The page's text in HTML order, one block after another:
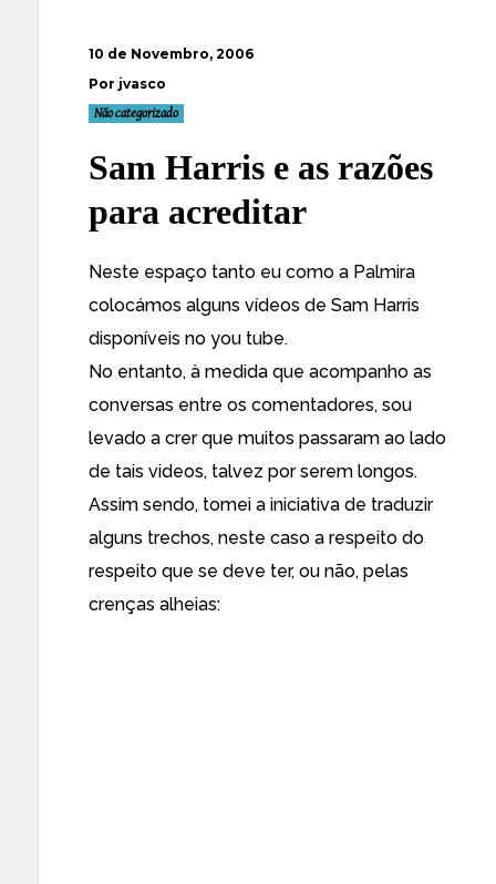
10 de Novembro, 2006
Por jvasco
Não categorizado
Sam Harris e as razões
para acreditar
Neste espaço tanto eu como a Palmira
colocámos alguns vídeos de Sam Harris
disponíveis no you tube.
No entanto, à medida que acompanho as
conversas entre os comentadores, sou
levado a crer que muitos passaram ao lado
de tais videos, talvez por serem longos.
Assim sendo, tomei a iniciativa de traduzir
alguns trechos, neste caso a respeito do
respeito que se deve ter, ou não, pelas
crenças alheias: